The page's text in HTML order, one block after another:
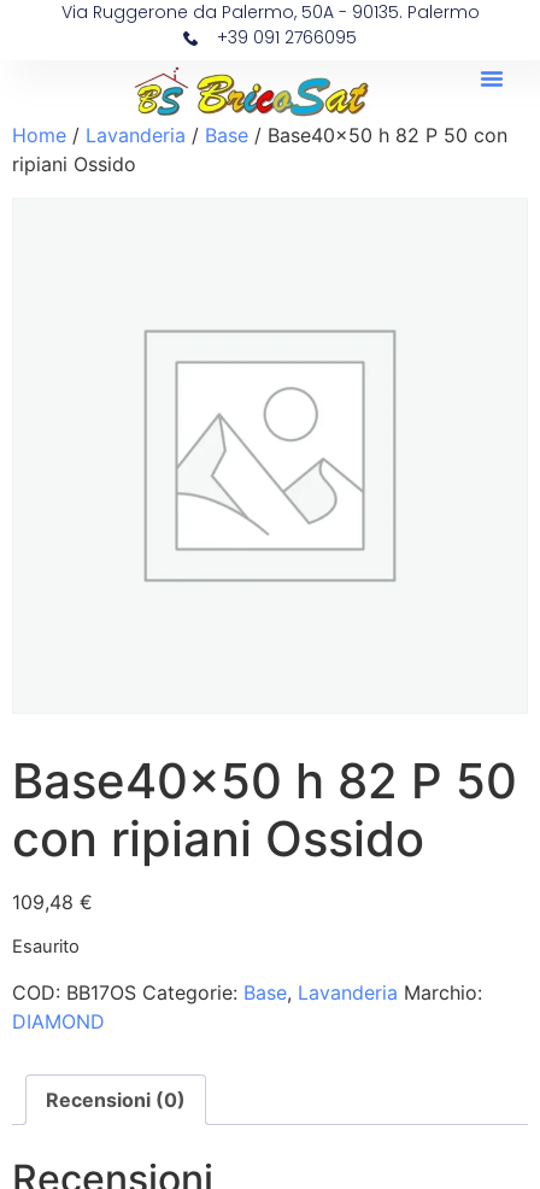
Via Ruggerone da Palermo, 50A - 90135. Palermo
+39 091 2766095
Home / Lavanderia / Base / Base40x50 h 82 P 50 con
ripiani Ossido
Base40x50 h 82 P 50
con ripiani Ossido
109,48 €
Esaurito
COD: BB17OS Categorie: Base, Lavanderia Marchio:
DIAMOND
Recensioni (0)
Recensioni